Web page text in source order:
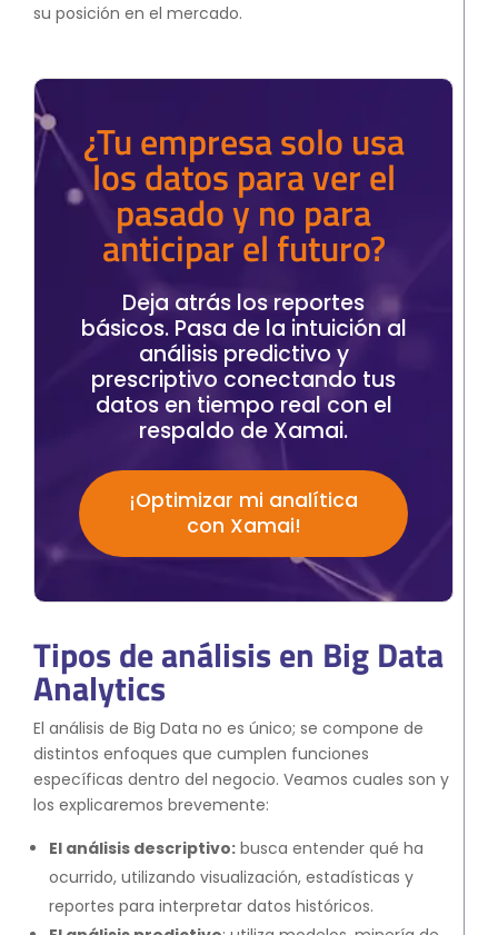
su posición en el mercado.
¿Tu empresa solo usa
los datos para ver el
pasado y no para
anticipar el futuro?
Deja atrás los reportes
básicos. Pasa de la intuición al
análisis predictivo y
prescriptivo conectando tus
datos en tiempo real con el
respaldo de Xamai.
¡Optimizar mi analítica
con Xamai!
Tipos de análisis en Big Data
Analytics
El análisis de Big Data no es único; se compone de
distintos enfoques que cumplen funciones
específicas dentro del negocio. Veamos cuales son y
los explicaremos brevemente:
El análisis descriptivo: busca entender qué ha
ocurrido, utilizando visualización, estadísticas y
reportes para interpretar datos históricos.